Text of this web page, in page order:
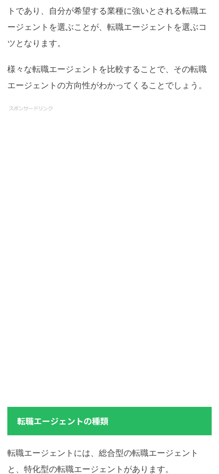
トであり、自分が希望する業種に強いとされる転職エ
ージェントを選ぶことが、転職エージェントを選ぶコ
ツとなります。
様々な転職エージェントを比較することで、その転職
エージェントの方向性がわかってくることでしょう。
転職エージェントの種類
転職エージェントには、総合型の転職エージェント
と、特化型の転職エージェントがあります。